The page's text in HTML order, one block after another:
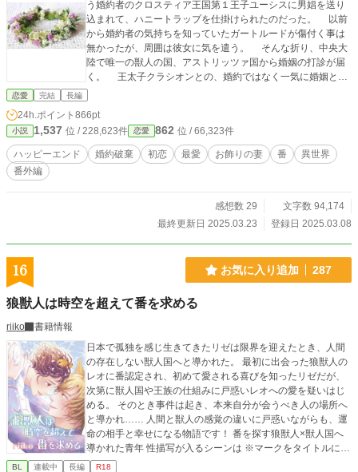
う婚約者のクロスティア王国第１王子ユーシスに男娼を送り
込まれて、ハニートラップを仕掛けられたのだった。 以前
から婚約者の気持ちを知っていたガートルードが傷付く事は
無かったが、周囲は彼女に気を遣う。 そんな折り、中央大
陸で唯一の獣人の国、アストリッツァ国から婚姻の打診が届
く。 王太子クラシオンとの、婚約ではなく一気に婚姻と
は…… 彼には最愛の番が居るのだが、その女性の身分が低
ガートルードをお飾りの妃にするつもりだと激怒する両親や
兄姉を諌めて、クラシオンとの婚姻を決めたガートルードだ
った…… ※ 『きみは、俺のただひとり～神様からのギフ
ト』の番外編となります ヒロインは本編では名前も出ない
そちらの登場人物達の顔出しネタバレが有ります
恋愛 完結 長編
24h.ポイント 866pt
小説 1,537 位 / 228,623件 恋愛 862 位 / 66,323件
ハッピーエンド 婚約破棄 初恋 最愛 お飾りの妻 番
異世界
番外編
感想数 29
文字数 94,174
最終更新日 2025.03.23
登録日 2025.03.08
16 お気に入り追加 287
狼獣人は時空を超えて番を求める
riiko
書籍情報
日本で孤独を感じ生きてきたリゼは限界を迎えたとき、人間
の存在しない獣人国へと導かれた。 最初に出会った狼獣人の
レオに番認定され、初めて愛される喜びを知ったリゼだが、
次第に獣人国や王族の仕組みに戸惑いレオへの愛を疑いはじ
める。 そのとき事件は起き、本来自分が会うべき人の場所へ
と導かれ…… 人間と獣人の感覚の違いに戸惑いながらも、運
命の相手と幸せになる物語です！ 番を探す狼獣人×獣人国へ
導かれた青年 性描写が入るシーンは ※マークをタイトルにつ
けますのでご注意くださいませ。 物語、お楽しみいただけた
BL 連載中 長編 R18